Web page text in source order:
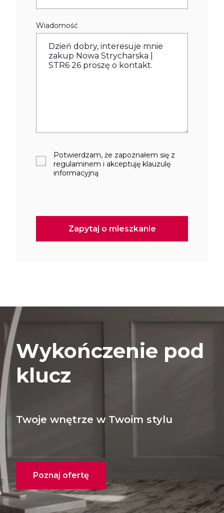
Wiadomość
Potwierdzam, że zapoznałem się z
regulaminem i akceptuję klauzulę
informacyjną
Wykończenie pod
klucz
Twoje wnętrze w Twoim stylu
Poznaj ofertę